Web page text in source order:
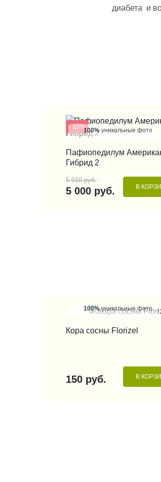
диабета и
- 15%100% уникальные фото
КУПИТЬ В 1 КЛИК
Пафиопедилум
Гибрид 2
5 910 руб.
5 000 руб. В
100%уникальные фото
Кора сосны Florizel
150 руб. В